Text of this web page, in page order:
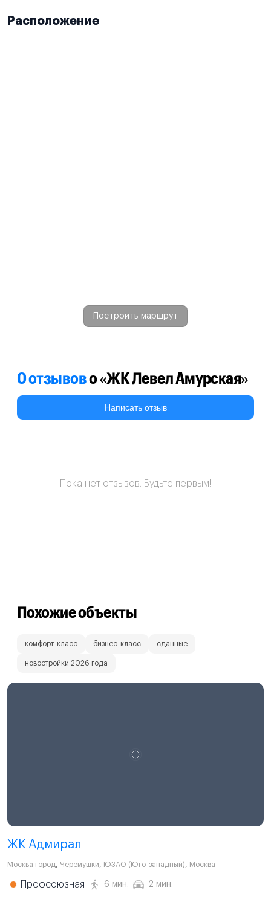
Расположение
Построить маршрут
0 отзывово «ЖК Левел Амурская»
Написать отзыв
Пока нет отзывов. Будьте первым!
Похожие объекты
комфорт-класс бизнес-класс сданные
новостройки 2026 года
ЖК Адмирал
Москва город, Черемушки, ЮЗАО (Юго-западный), Москва
Профсоюзная 6 мин. 2 мин.